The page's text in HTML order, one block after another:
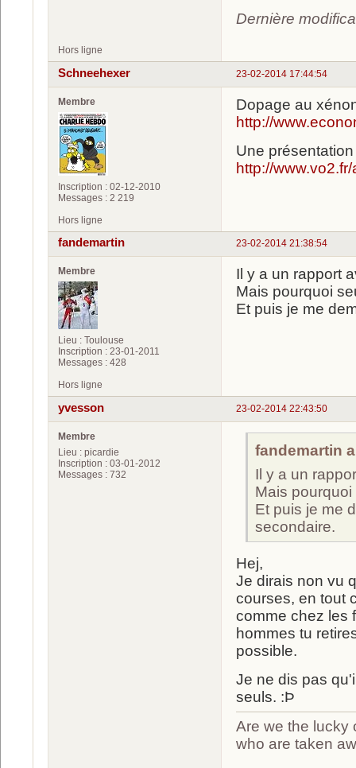
Dernière
Hors ligne
23-02-2014 17:44:54
Schneehexer
Membre
Inscription : 02-12-2010
Messages : 2 219
Dopage au
http://
Une
http://
Hors ligne
23-02-2014 21:38:54
fandemartin
Membre
Lieu : Toulouse
Inscription : 23-01-2011
Messages : 428
Il y a un rapport
Mais pourquoi
Et puis je me
Hors ligne
23-02-2014 22:43:50
yvesson
Membre
Lieu : picardie
Inscription : 03-01-2012
Messages : 732
fandemartin
Il y a un
Mais
Et puis je me
secondaire.
Hej,
Je dirais non vu
courses, en tout
comme chez les
hommes tu
possible.
Je ne dis pas
seuls. :Þ
Are we the lucky
who are taken